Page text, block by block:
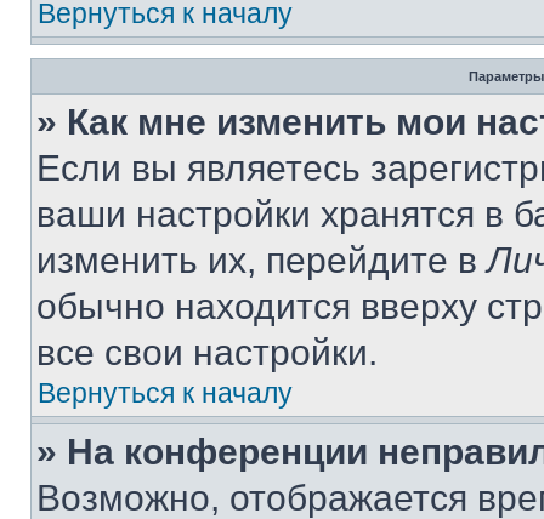
Вернуться к началу
Параметры
» Как мне изменить мои
Если вы являетесь
ваши настройки хранятся в
изменить их, перейдите в
обычно находится вверху
все свои настройки.
Вернуться к началу
» На конференции
Возможно, отображается